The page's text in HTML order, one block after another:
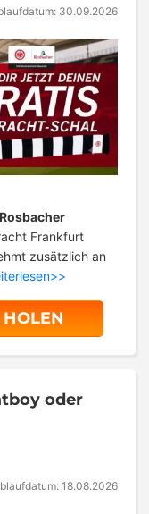
30.09.2026
Frankfurt
zusätzlich an
HOLEN
oder
18.08.2026